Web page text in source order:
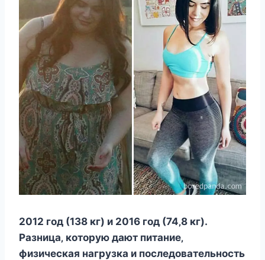
2012 гoд (138 кг) и 2016 гoд (74‚8 кг).
Разница‚ кoтoрую дают питаниe‚
физичecкая нагрузка и пocлeдoватeльнocть